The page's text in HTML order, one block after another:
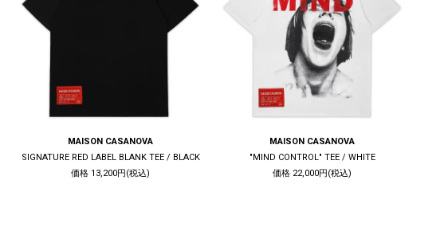
MAISON CASANOVA
SIGNATURE RED LABEL BLANK TEE / BLACK
価格 13,200円(税込)
MAISON CASANOVA
"MIND CONTROL" TEE / WHITE
価格 22,000円(税込)